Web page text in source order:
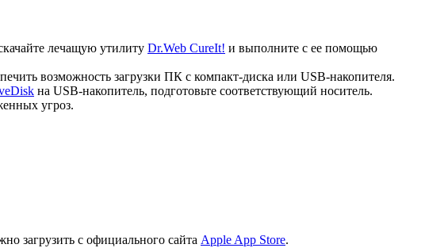
лечащую утилиту Dr.Web CureIt! и выполните с ее помощью
возможность загрузки ПК с компакт-диска или USB-накопителя.
на USB-накопитель, подготовьте соответствующий носитель.
угроз.
загрузить с официального сайта Apple App Store.